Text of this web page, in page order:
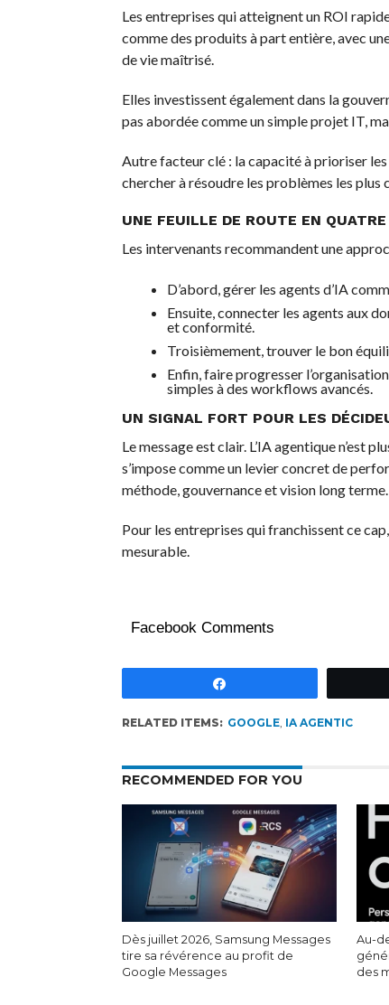
Les entreprises qui atteignent un ROI
comme des produits à part entière, avec
de vie maîtrisé.
Elles investissent également dans la
pas abordée comme un simple projet IT,
Autre facteur clé : la capacité à prioriser
chercher à résoudre les problèmes les plus
UNE FEUILLE DE ROUTE EN
Les intervenants recommandent une
D’abord, gérer les agents d’IA
Ensuite, connecter les agents aux
et conformité.
Troisièmement, trouver le bon
Enfin, faire progresser
simples à des workflows avancés.
UN SIGNAL FORT POUR LES
Le message est clair. L’IA agentique n’est
s’impose comme un levier concret de
méthode, gouvernance et vision long terme.
Pour les entreprises qui franchissent ce
mesurable.
Facebook Comments
RELATED ITEMS: GOOGLE, IA AGENTIC
RECOMMENDED FOR YOU
Dès juillet 2026, Samsung Messages
tire sa révérence au profit de
Google Messages
Au-
des